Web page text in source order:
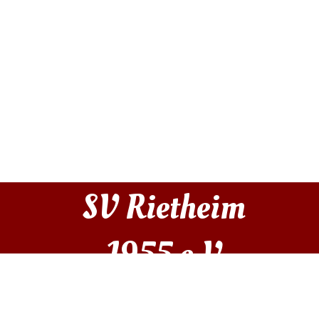
SV Rietheim
1955 e.V.